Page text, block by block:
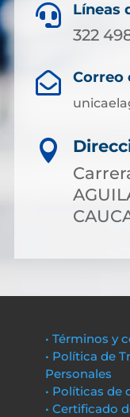
 Líneas
322
 Correo

• Términos y
• Política de
Personales
• Políticas de
• Certificado